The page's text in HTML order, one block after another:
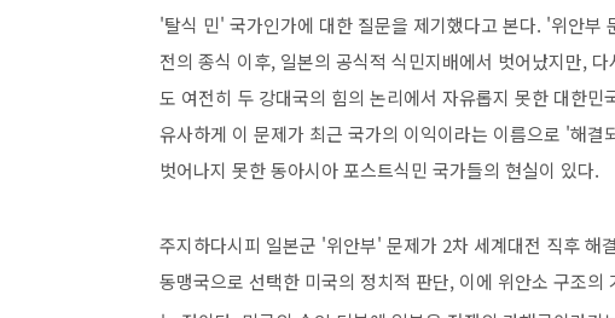
'탈식 민' 국가인가에 대한 질문을 제기했다고 본다. '위안부
전의 종식 이후, 일본의 공식적 식민지배에서 벗어났지만,
도 여전히 두 강대국의 힘의 논리에서 자유롭지 못한 대한
유사하게 이 문제가 최근 국가의 이익이라는 이름으로 '해결
벗어나지 못한 동아시아 포스트식민 국가들의 현실이 있다.
주지하다시피 일본군 '위안부' 문제가 2차 세계대전 직후 해
동맹국으로 선택한 미국의 정치적 판단, 이에 위안소 구조